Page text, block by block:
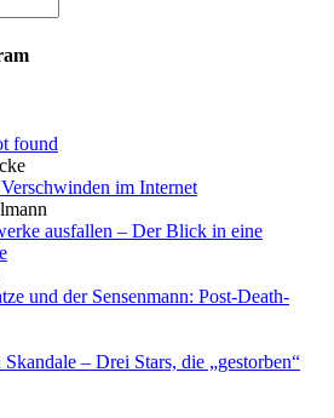
found
im Internet
ausfallen – Der Blick in eine
und der Sensenmann: Post-Death-
– Drei Stars, die „gestorben“